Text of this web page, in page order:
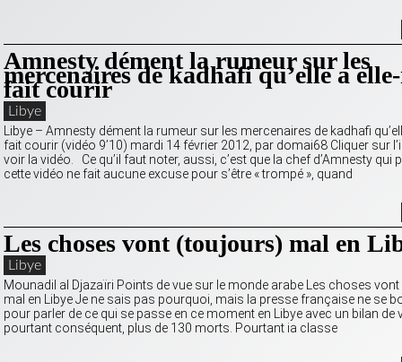
Amnesty dément la rumeur sur les
mercenaires de kadhafi qu’elle a
fait courir
Libye
Libye – Amnesty dément la rumeur sur les mercenaires de kadhafi
fait courir (vidéo 9’10) mardi 14 février 2012, par domai68 Cliquer sur
voir la vidéo. Ce qu’il faut noter, aussi, c’est que la chef d’Amnesty qui
cette vidéo ne fait aucune excuse pour s’être « trompé », quand
Les choses vont (toujours) mal en
Libye
Mounadil al Djazaïri Points de vue sur le monde arabe Les choses
mal en Libye Je ne sais pas pourquoi, mais la presse française ne se
pour parler de ce qui se passe en ce moment en Libye avec un bilan de
pourtant conséquent, plus de 130 morts. Pourtant ia classe